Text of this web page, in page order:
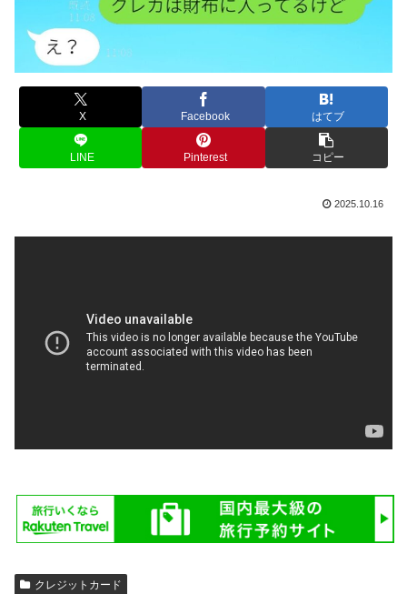
X Facebook はてブ
LINE Pinterest コピー
2025.10.16
クレジットカード